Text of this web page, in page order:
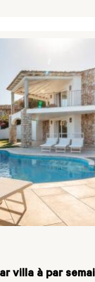
villa à par